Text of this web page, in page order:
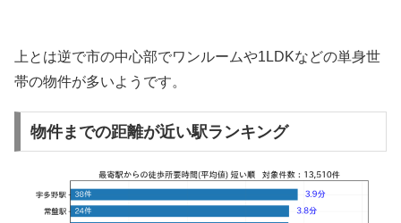
上とは逆で市の中心部でワンルームや1LDKなどの単身世
帯の物件が多いようです。
物件までの距離が近い駅ランキング